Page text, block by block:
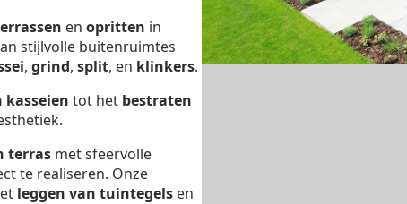
en opritten in
stijlvolle buitenruimtes
, grind, split, en klinkers.
kasseien tot het bestraten
terras met sfeervolle
te realiseren. Onze
leggen van tuintegels en